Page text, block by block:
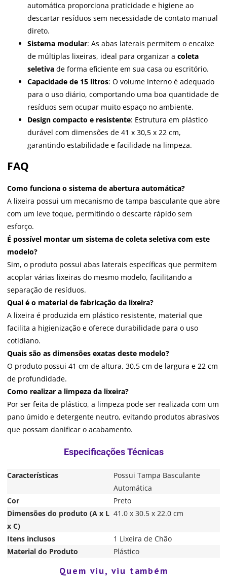
automática proporciona praticidade e higiene ao
descartar resíduos sem necessidade de contato manual
direto.
Sistema modular: As abas laterais permitem o encaixe
de múltiplas lixeiras, ideal para organizar a coleta
seletiva de forma eficiente em sua casa ou escritório.
Capacidade de 15 litros: O volume interno é adequado
para o uso diário, comportando uma boa quantidade de
resíduos sem ocupar muito espaço no ambiente.
Design compacto e resistente: Estrutura em plástico
durável com dimensões de 41 x 30,5 x 22 cm,
garantindo estabilidade e facilidade na limpeza.
FAQ
Como funciona o sistema de abertura automática?
A lixeira possui um mecanismo de tampa basculante que abre
com um leve toque, permitindo o descarte rápido sem
esforço.
É possível montar um sistema de coleta seletiva com este
modelo?
Sim, o produto possui abas laterais específicas que permitem
acoplar várias lixeiras do mesmo modelo, facilitando a
separação de resíduos.
Qual é o material de fabricação da lixeira?
A lixeira é produzida em plástico resistente, material que
facilita a higienização e oferece durabilidade para o uso
cotidiano.
Quais são as dimensões exatas deste modelo?
O produto possui 41 cm de altura, 30,5 cm de largura e 22 cm
de profundidade.
Como realizar a limpeza da lixeira?
Por ser feita de plástico, a limpeza pode ser realizada com um
pano úmido e detergente neutro, evitando produtos abrasivos
que possam danificar o acabamento.
Características
Possui Tampa Basculante
Automática
Cor
Preto
Dimensões do produto (A x L
x C)
41.0 x 30.5 x 22.0 cm
Itens inclusos
1 Lixeira de Chão
Material do Produto
Plástico
Quem viu, viu também